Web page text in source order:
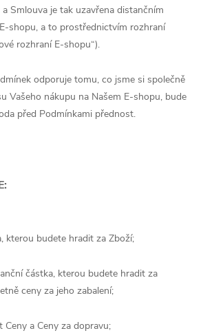
Smlouva je tak uzavřena distančním
shopu, a to prostřednictvím rozhraní
rozhraní E-shopu“).
odporuje tomu, co jsme si společně
Vašeho nákupu na Našem E-shopu, bude
před Podmínkami přednost.
kterou budete hradit za Zboží;
částka, kterou budete hradit za
ceny za jeho zabalení;
Ceny a Ceny za dopravu;